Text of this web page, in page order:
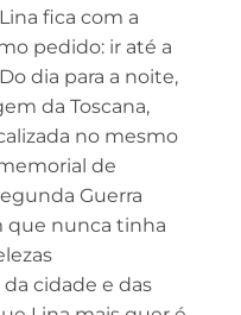
fica com a
pedido: ir até a
dia para a noite,
da Toscana,
no mesmo
de
Guerra
que nunca tinha
cidade e das